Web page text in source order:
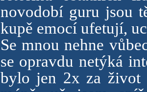
novodobí guru jsou
kupě emocí ufetují,
Se mnou nehne
se opravdu netýká
bylo jen 2x za